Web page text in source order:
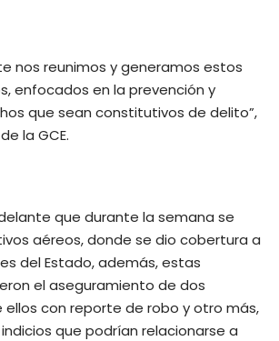
nos reunimos y generamos estos
enfocados en la prevención y
que sean constitutivos de delito”,
la GCE.
que durante la semana se
aéreos, donde se dio cobertura a
del Estado, además, estas
el aseguramiento de dos
ellos con reporte de robo y otro más,
que podrían relacionarse a